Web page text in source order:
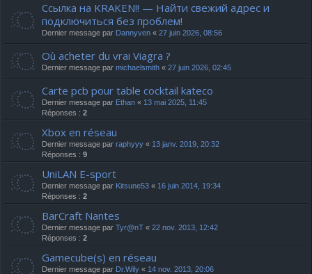
Ссылка на KRAKEN!! — Найти свежий адрес и
подключиться без проблем!
Dernier message par Dannyven « 27 juin 2026, 08:56
Où acheter du vrai Viagra ?
Dernier message par michaelsmith « 27 juin 2026, 02:45
Carte pcb pour table cocktail kateco
Dernier message par Ethan « 13 mai 2025, 11:45
Réponses : 2
Xbox en réseau
Dernier message par raphyyy « 13 janv. 2019, 20:32
Réponses : 9
UniLAN E-sport
Dernier message par Kitsune53 « 16 juin 2014, 19:34
Réponses : 2
BarCraft Nantes
Dernier message par Tyr@nT « 22 nov. 2013, 12:42
Réponses : 2
Gamecube(s) en réseau
Dernier message par Dr.Wily « 14 nov. 2013, 20:06